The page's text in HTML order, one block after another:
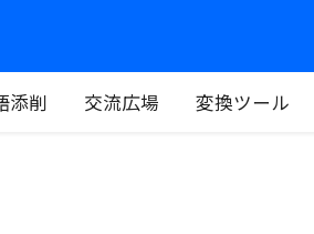
添削 交流広場 変換ツール